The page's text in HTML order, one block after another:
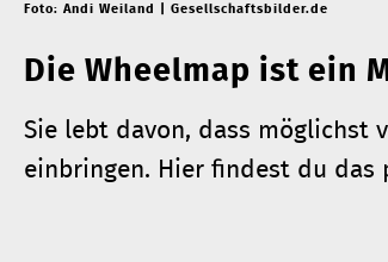
Foto: Andi Weiland | Gesellschaftsbilder.de
Die Wheelmap ist ein
Sie lebt davon, dass möglichst
einbringen. Hier findest du das